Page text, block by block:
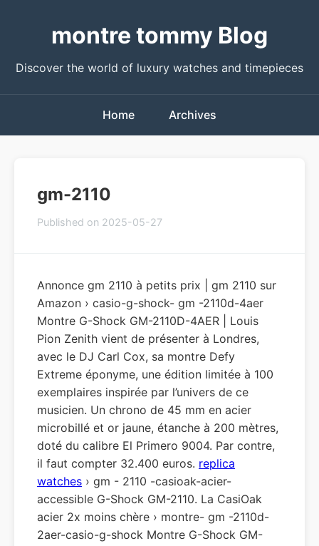
montre tommy Blog
Discover the world of luxury watches and timepieces
Home Archives
gm-2110
Published on 2025-05-27
Annonce gm 2110 à petits prix | gm 2110 sur
Amazon › casio-g-shock- gm -2110d-4aer
Montre G-Shock GM-2110D-4AER | Louis
Pion Zenith vient de présenter à Londres,
avec le DJ Carl Cox, sa montre Defy
Extreme éponyme, une édition limitée à 100
exemplaires inspirée par l’univers de ce
musicien. Un chrono de 45 mm en acier
microbillé et or jaune, étanche à 200 mètres,
doté du calibre El Primero 9004. Par contre,
il faut compter 32.400 euros. replica
watches › gm - 2110 -casioak-acier-
accessible G-Shock GM-2110. La CasiOak
acier 2x moins chère › montre- gm -2110d-
2aer-casio-g-shock Montre G-Shock GM-